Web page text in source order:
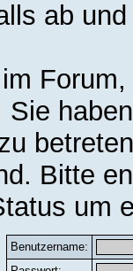
ab
Bitte
um
Benutzername: